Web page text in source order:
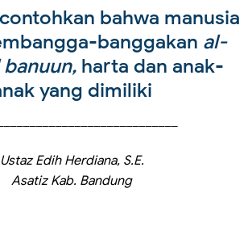
bahwa manusia
banggakan al-
harta dan anak-
yang dimiliki
Ustaz Edih Herdiana, S.E.
Asatiz Kab. Bandung